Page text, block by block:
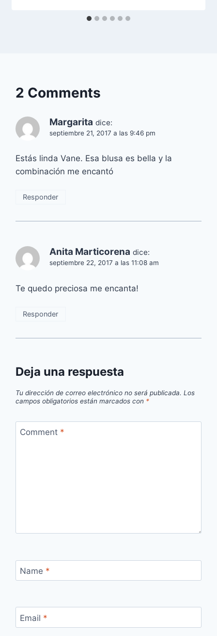
2 Comments
Margarita dice:
septiembre 21, 2017 a las 9:46 pm
Estás linda Vane. Esa blusa es bella y la
combinación me encantó
Responder
Anita Marticorena dice:
septiembre 22, 2017 a las 11:08 am
Te quedo preciosa me encanta!
Responder
Deja una respuesta
Tu dirección de correo electrónico no será publicada. Los
campos obligatorios están marcados con *
Comment *
Name *
Email *